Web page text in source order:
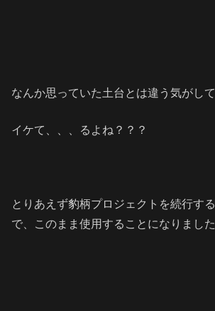
なんか思っていた土台とは違う気がし
イケて、、、るよね？？？
とりあえず豹柄プロジェクトを続行す
で、このまま使用することになりました